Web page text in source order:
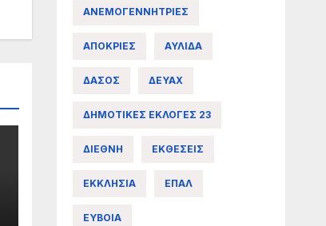
ΑΝΕΜΟΓΕΝΝΗΤΡΙΕΣ
ΑΠΟΚΡΙΕΣ ΑΥΛΙΔΑ
ΔΑΣΟΣ ΔΕΥΑΧ
ΔΗΜΟΤΙΚΕΣ ΕΚΛΟΓΕΣ 23
ΔΙΕΘΝΗ ΕΚΘΕΣΕΙΣ
ΕΚΚΛΗΣΙΑ ΕΠΑΛ
ΕΥΒΟΙΑ